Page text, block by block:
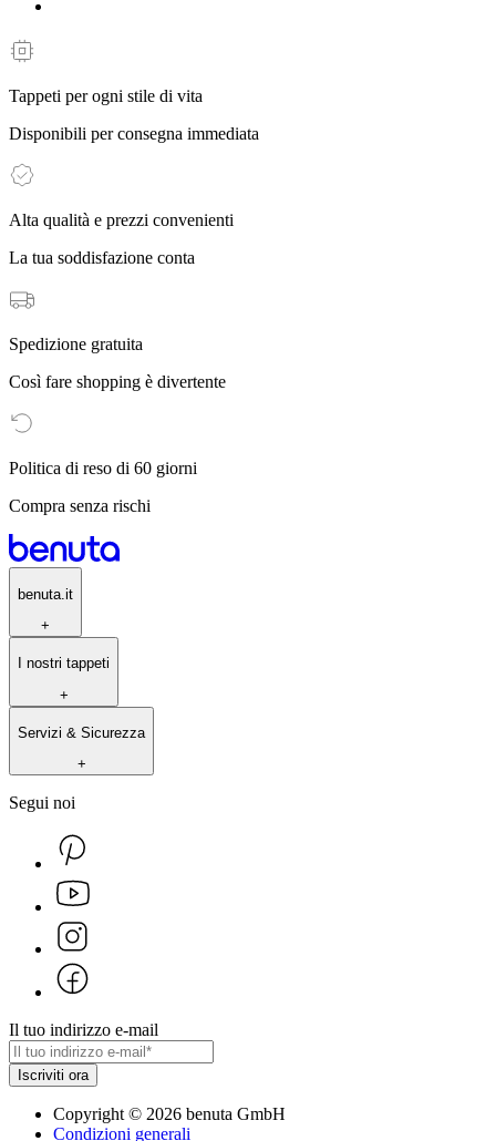
Tappeti per ogni stile di vita
Disponibili per consegna immediata
Alta qualità e prezzi convenienti
La tua soddisfazione conta
Spedizione gratuita
Così fare shopping è divertente
Politica di reso di 60 giorni
Compra senza rischi
benuta.it
+
I nostri tappeti
+
Servizi & Sicurezza
+
Segui noi
Il tuo indirizzo e-mail
Iscriviti ora
Copyright© 2026 benuta GmbH
Condizioni generali